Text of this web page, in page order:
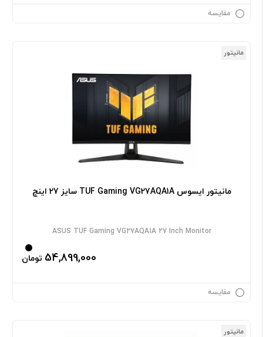
مقایسه
مانیتور
مانیتور ایسوس TUF Gaming VG27AQA1A سایز 27 اینچ
ASUS TUF Gaming VG27AQA1A 27 Inch Monitor
54,899,000 تومان
مقایسه
مانیتور